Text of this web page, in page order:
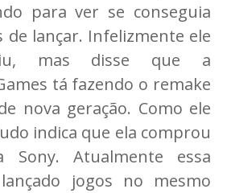
para ver se conseguia
de lançar. Infelizmente ele
mas disse que a
tá fazendo o remake
nova geração. Como ele
indica que ela comprou
Atualmente essa
jogos no mesmo